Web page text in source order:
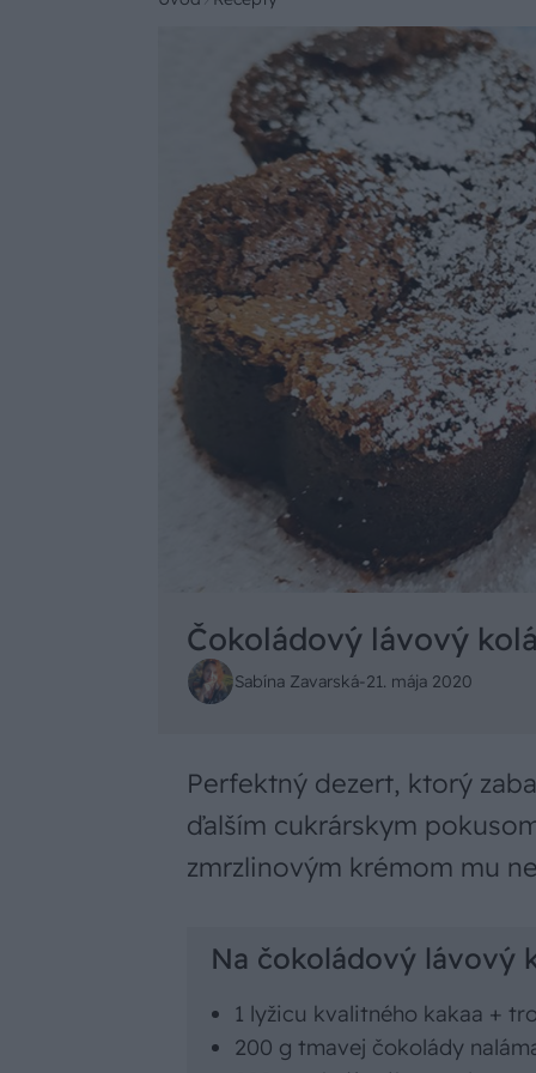
Čokoládový lávový
Sabína Zavarská-21. mája 2020
Perfektný dezert, ktorý
ďalším cukrárskym
zmrzlinovým krémom mu
Na čokoládový lávový
1 lyžicu kvalitného kakaa +
200 g tmavej čokolády